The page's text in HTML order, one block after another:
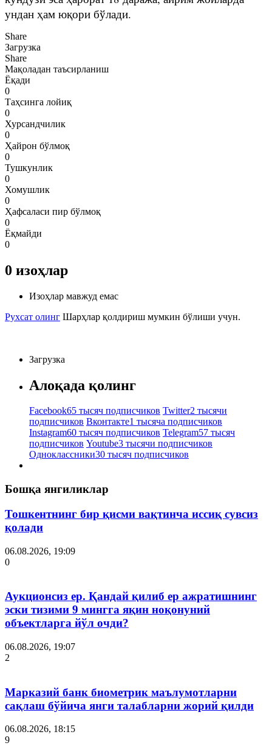
ундан ҳам юқори бўлади.
Share
Загрузка
Share
Мақоладан таъсирланиш
Ёқади
0
Таҳсинга лойиқ
0
Хурсандчилик
0
Ҳайрон бўлмоқ
0
Тушкунлик
0
Хомушлик
0
Ҳафсаласи пир бўлмоқ
0
Ёқмайди
0
0 изоҳлар
Изоҳлар мавжуд емас
Рухсат олинг Шарҳлар қолдириш мумкин бўлиши учун.
Загрузка
Алоқада қолинг
Facebook65 тысяч подписчиков Twitter2 тысячи
подписчиков Вконтакте1 тысяча подписчиков
Instagram60 тысяч подписчиков Telegram57 тысяч
подписчиков Youtube3 тысячи подписчиков
Одноклассники30 тысяч подписчиков
Бошқа янгиликлар
Тошкентнинг бир қисми вақтинча иссиқ сувсиз
қолади
06.08.2026, 19:09
0
Аукционсиз ер. Қандай қилиб ер ажратишнинг
эски тизими 9 мингга яқин ноқонуний
объектларга йўл очди?
06.08.2026, 19:07
2
Марказий банк биометрик маълумотларни
сақлаш бўйича янги талабларни жорий қилди
06.08.2026, 18:15
9